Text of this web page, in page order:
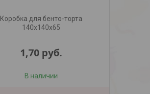
Коробка для бенто-торта
140х140х65
1,70 руб.
В наличии